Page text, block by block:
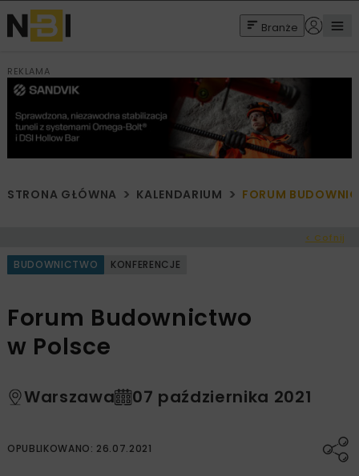
Branże
REKLAMA
STRONA GŁÓWNA KALENDARIUM FORUM
< Cofnij
BUDOWNICTWO KONFERENCJE
Forum Budownictwo
w Polsce
Warszawa 07 października 2021
OPUBLIKOWANO: 26.07.2021